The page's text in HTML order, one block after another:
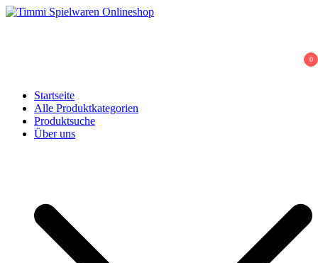
Skip
0
Startseite
Alle Produktkategorien
Produktsuche
Über uns